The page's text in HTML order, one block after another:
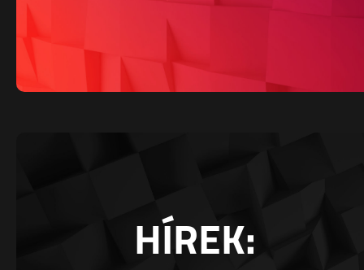
HÍREK: